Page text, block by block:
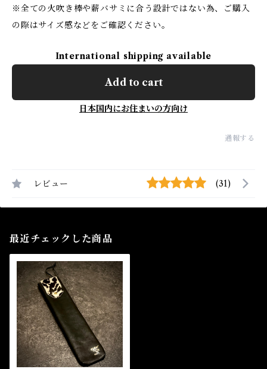
※全ての火吹き棒や薪バサミに合う設計ではない為、ご購入
の際はサイズ感などをご確認ください。
International shipping available
Add to cart
日本国内にお住まいの方向け
通報する
レビュー (31)
最近チェックした商品